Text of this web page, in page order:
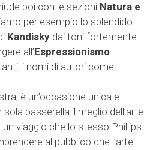
poi con le sezioni Natura e
per esempio lo splendido
Kandisky dai toni fortemente
all’Espressionismo
i nomi di autori come
è un’occasione unica e
passerella il meglio dell’arte
viaggio che lo stesso Phillips
al pubblico che l’arte